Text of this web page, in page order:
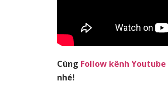
Cùng Follow kênh Youtube
nhé!